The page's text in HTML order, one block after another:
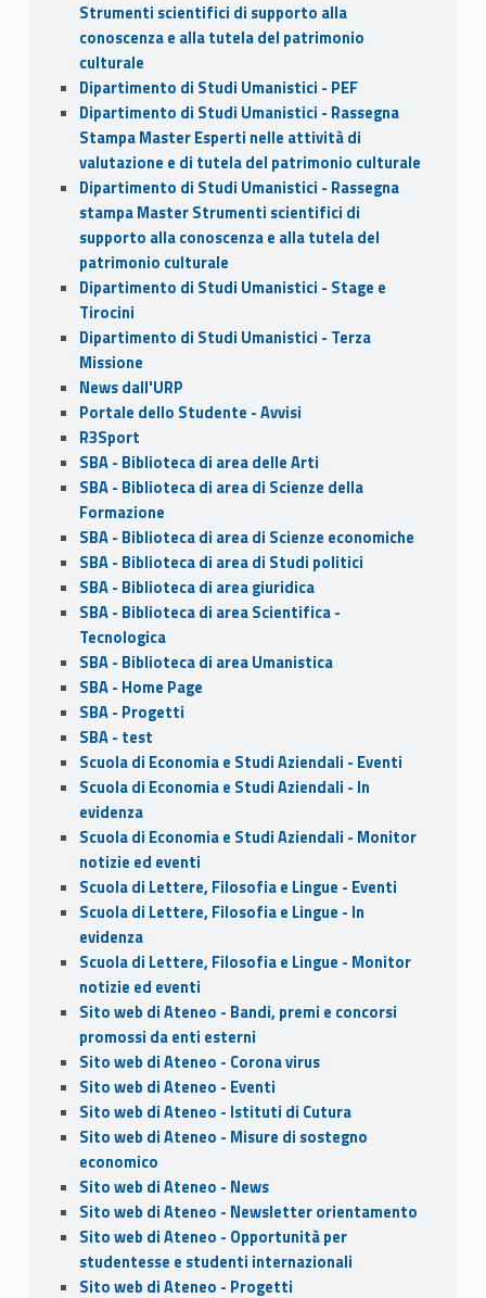
Strumenti scientifici di supporto alla
conoscenza e alla tutela del patrimonio
culturale
Dipartimento di Studi Umanistici - PEF
Dipartimento di Studi Umanistici - Rassegna
Stampa Master Esperti nelle attività di
valutazione e di tutela del patrimonio culturale
Dipartimento di Studi Umanistici - Rassegna
stampa Master Strumenti scientifici di
supporto alla conoscenza e alla tutela del
patrimonio culturale
Dipartimento di Studi Umanistici - Stage e
Tirocini
Dipartimento di Studi Umanistici - Terza
Missione
News dall'URP
Portale dello Studente - Avvisi
R3Sport
SBA - Biblioteca di area delle Arti
SBA - Biblioteca di area di Scienze della
Formazione
SBA - Biblioteca di area di Scienze economiche
SBA - Biblioteca di area di Studi politici
SBA - Biblioteca di area giuridica
SBA - Biblioteca di area Scientifica -
Tecnologica
SBA - Biblioteca di area Umanistica
SBA - Home Page
SBA - Progetti
SBA - test
Scuola di Economia e Studi Aziendali - Eventi
Scuola di Economia e Studi Aziendali - In
evidenza
Scuola di Economia e Studi Aziendali - Monitor
notizie ed eventi
Scuola di Lettere, Filosofia e Lingue - Eventi
Scuola di Lettere, Filosofia e Lingue - In
evidenza
Scuola di Lettere, Filosofia e Lingue - Monitor
notizie ed eventi
Sito web di Ateneo - Bandi, premi e concorsi
promossi da enti esterni
Sito web di Ateneo - Corona virus
Sito web di Ateneo - Eventi
Sito web di Ateneo - Istituti di Cutura
Sito web di Ateneo - Misure di sostegno
economico
Sito web di Ateneo - News
Sito web di Ateneo - Newsletter orientamento
Sito web di Ateneo - Opportunità per
studentesse e studenti internazionali
Sito web di Ateneo - Progetti